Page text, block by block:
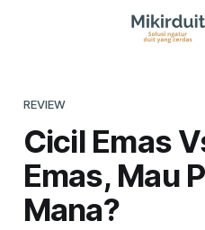
REVIEW
Cicil Emas
Emas, Mau
Mana?